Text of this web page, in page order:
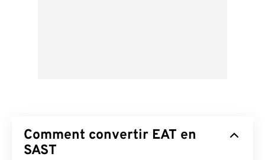
Comment convertir EAT en
SAST